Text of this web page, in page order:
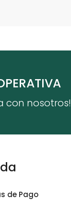
con nosotros!
de Pago